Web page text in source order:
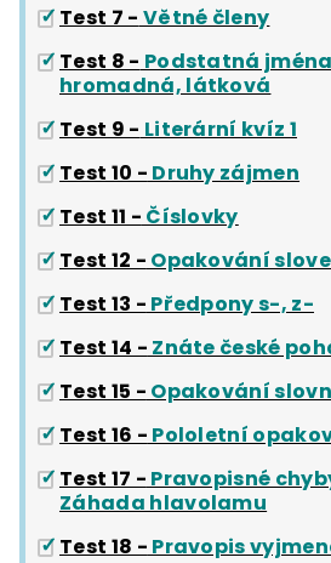
Test 7 - Větné členy
Test 8 - Podstatná
hromadná, látková
Test 9 - Literární kvíz 1
Test 10 - Druhy zájmen
Test 11 - Číslovky
Test 12 - Opakování
Test 13 - Předpony s-, z-
Test 14 - Znáte české
Test 15 - Opakování
Test 16 - Pololetní
Test 17 - Pravopisné
Záhada hlavolamu
Test 18 - Pravopis